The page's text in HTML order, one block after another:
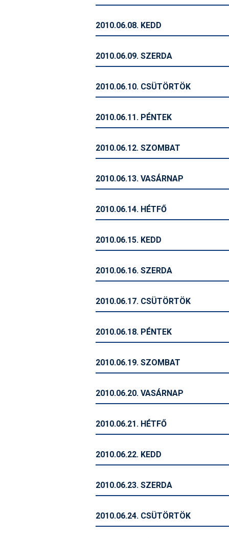
2010.06.08. KEDD
2010.06.09. SZERDA
2010.06.10. CSÜTÖRTÖK
2010.06.11. PÉNTEK
2010.06.12. SZOMBAT
2010.06.13. VASÁRNAP
2010.06.14. HÉTFŐ
2010.06.15. KEDD
2010.06.16. SZERDA
2010.06.17. CSÜTÖRTÖK
2010.06.18. PÉNTEK
2010.06.19. SZOMBAT
2010.06.20. VASÁRNAP
2010.06.21. HÉTFŐ
2010.06.22. KEDD
2010.06.23. SZERDA
2010.06.24. CSÜTÖRTÖK